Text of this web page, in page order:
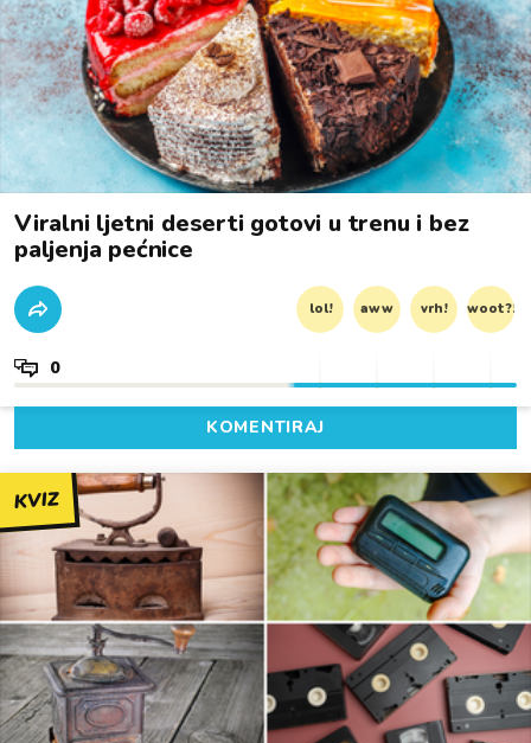
Viralni ljetni deserti gotovi u trenu i bez
paljenja pećnice
lol! aww vrh! woot?!
0
KOMENTIRAJ
KVIZ